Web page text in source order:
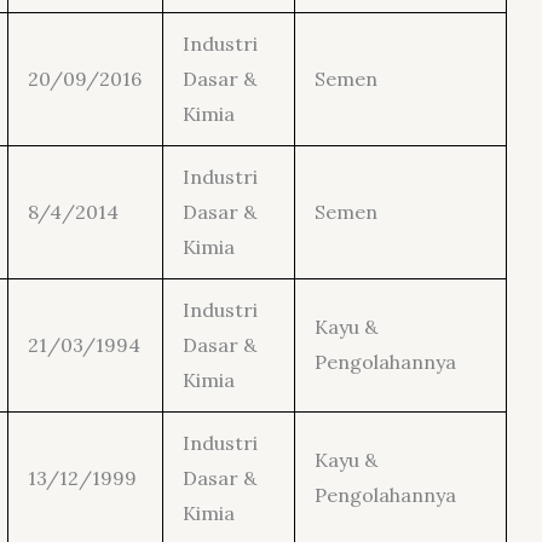
20/09/2016
Industri
Dasar &
Kimia
Semen
8/4/2014
Industri
Dasar &
Kimia
Semen
21/03/1994
Industri
Dasar &
Kimia
Kayu &
Pengolahannya
13/12/1999
Industri
Dasar &
Kimia
Kayu &
Pengolahannya